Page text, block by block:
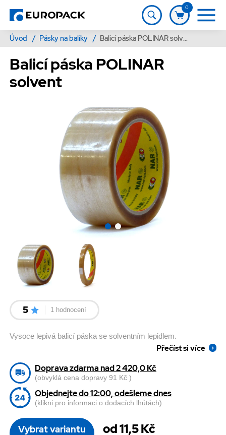
0
Úvod / Pásky na balíky / Balicí páska POLINAR solvent
Balicí páska POLINAR
solvent
5 1 hodnocení
Vysoce lepivá balicí páska se solventním lepidlem.
Přečíst si více
Doprava zdarma nad 2 420,0 Kč
(obvyklá cena dopravy 91 Kč )
Objednejte do 12:00, odešleme dnes
(klikni pro informaci o dodacích lhůtách)
Vybrat variantu od 11,5 Kč